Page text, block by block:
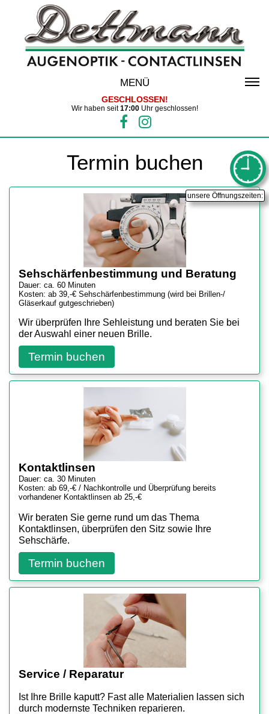
MENÜ
GESCHLOSSEN!
Wir haben seit17:00Uhr geschlossen!
Termin buchen
Sehschärfenbestimmung und Beratung
Dauer: ca. 60 Minuten
Kosten: ab 39,-€ Sehschärfenbestimmung (wird bei Brillen-/
Gläserkauf gutgeschrieben)
Wir überprüfen Ihre Sehleistung und beraten Sie bei
der Auswahl einer neuen Brille.
Termin buchen
Kontaktlinsen
Dauer: ca. 30 Minuten
Kosten: ab 69,-€ / Nachkontrolle und Überprüfung bereits
vorhandener Kontaktlinsen ab 25,-€
Wir beraten Sie gerne rund um das Thema
Kontaktlinsen, überprüfen den Sitz sowie Ihre
Sehschärfe.
Termin buchen
Service / Reparatur
Ist Ihre Brille kaputt? Fast alle Materialien lassen sich
durch modernste Techniken reparieren.
unsere Öffnungszeiten: